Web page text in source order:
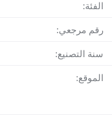
الفئة:
رقم مرجعي:
سنة التصنيع:
الموقع: